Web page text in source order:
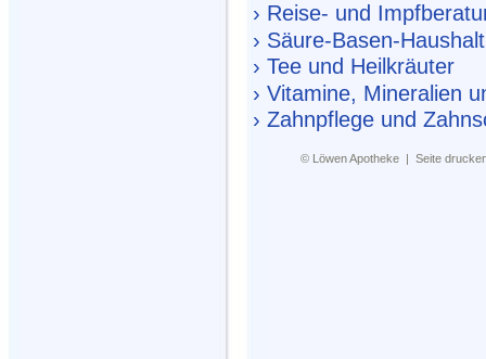
› Reise- und
› Säure-Basen-Haushalt
› Tee und Heilkräuter
› Vitamine, Mineralien
› Zahnpflege und
© Löwen Apotheke | Seite